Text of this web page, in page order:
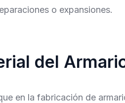
o expansiones.
del
en la fabricación de